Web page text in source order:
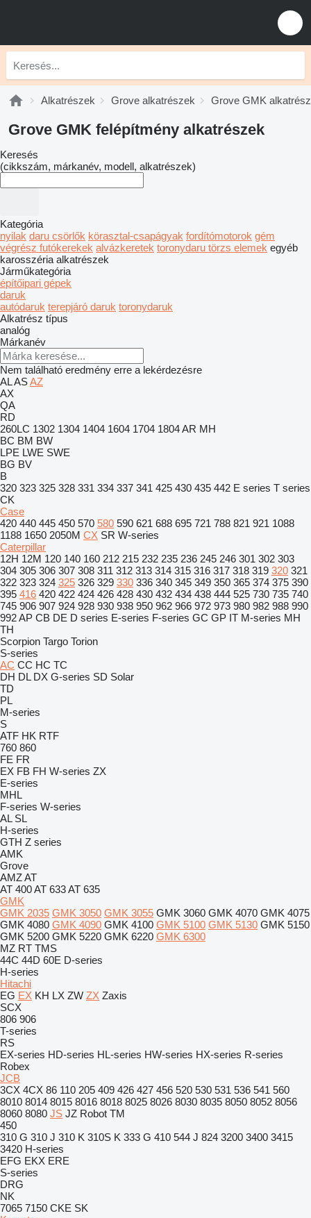
Alkatrészek Grove alkatrészek Grove GMK
Grove GMK felépítmény alkatrészek
Keresés
(cikkszám, márkanév, modell, alkatrészek)
Kategória
nyilak daru csörlők körasztal-csapágyak fordítómotorok gém
végrész futókerekek alvázkeretek toronydaru törzs elemek egyéb
karosszéria alkatrészek
Járműkategória
építőipari gépek
daruk
autódaruk terepjáró daruk toronydaruk
Alkatrész típus
analóg
Márkanév
Nem található eredmény erre a lekérdezésre
ALASAZ
AX
QA
RD
260LC 1302 1304 1404 1604 1704 1804AR MH
BC BM BW
LPE LWE SWE
BG BV
B
320 323 325 328 331 334 337 341 425 430 435 442 E series T series
CK
Case
420 440 445 450 570 580 590 621 688 695 721 788 821 921 1088
1188 1650 2050M CX SR W-series
Caterpillar
12H 12M 120 140 160 212 215 232 235 236 245 246 301 302 303
304 305 306 307 308 311 312 313 314 315 316 317 318 319 320 321
322 323 324 325 326 329 330 336 340 345 349 350 365 374 375 390
395 416 420 422 424 426 428 430 432 434 438 444 525 730 735 740
745 906 907 924 928 930 938 950 962 966 972 973 980 982 988 990
992AP CB DE D series E-series F-series GC GP IT M-series MH
TH
Scorpion Targo Torion
S-series
AC CC HC TC
DH DL DX G-series SD Solar
TD
PL
M-series
S
ATF HK RTF
760 860
FE FR
EX FB FH W-series ZX
E-series
MHL
F-series W-series
AL SL
H-series
GTH Z series
AMK
Grove
AMZAT
AT 400AT 633AT 635
GMK
GMK 2035 GMK 3050 GMK 3055 GMK 3060 GMK 4070 GMK 4075
GMK 4080 GMK 4090 GMK 4100 GMK 5100 GMK 5130 GMK 5150
GMK 5200 GMK 5220 GMK 6220 GMK 6300
MZ RT TMS
44C 44D 60E D-series
H-series
Hitachi
EG EX KH LX ZW ZX Zaxis
SCX
806 906
T-series
RS
EX-series HD-series HL-series HW-series HX-series R-series
Robex
JCB
3CX 4CX 86 110 205 409 426 427 456 520 530 531 536 541 560
8010 8014 8015 8016 8018 8025 8026 8030 8035 8050 8052 8056
8060 8080 JS JZ Robot TM
450
310 G 310 J 310 K 310S K 333 G 410 544 J 824 3200 3400 3415
3420 H-series
EFG EKX ERE
S-series
DRG
NK
7065 7150 CKE SK